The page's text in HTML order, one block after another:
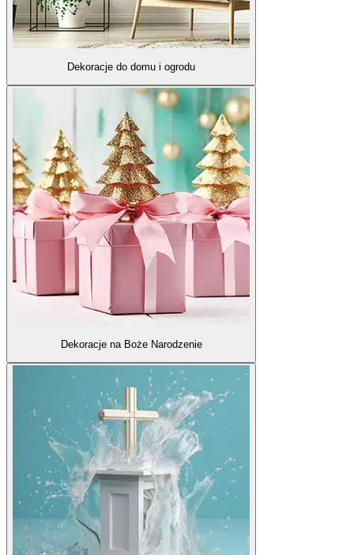
Dekoracje do domu i ogrodu
Dekoracje na Boże Narodzenie